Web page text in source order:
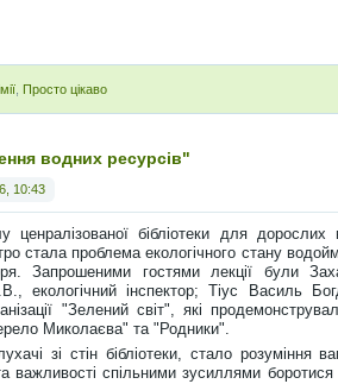
Просто цікаво
водних ресурсів"
10:43
ценралізованої бібліотеки для
стала проблема екологічного стану
Запрошеними гостями лекції були
екологічний інспектор; Тіус Василь
"Зелений світ", які
Миколаєва" та "Родники".
зі стін бібліотеки, стало розуміння
важливості спільними зусиллями